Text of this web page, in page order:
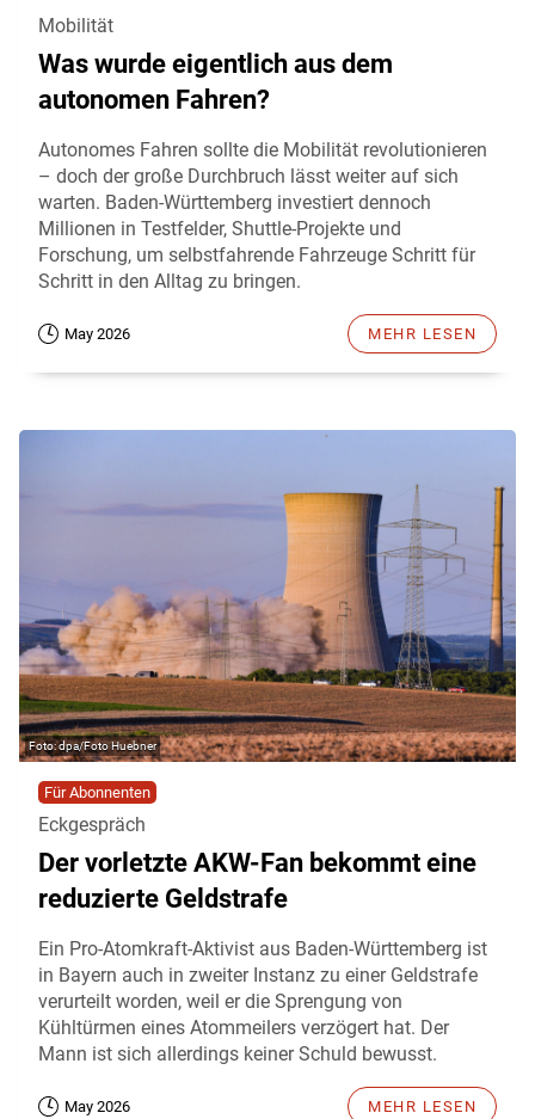
Mobilität
Was wurde eigentlich aus dem
autonomen Fahren?
Autonomes Fahren sollte die Mobilität revolutionieren
– doch der große Durchbruch lässt weiter auf sich
warten. Baden-Württemberg investiert dennoch
Millionen in Testfelder, Shuttle-Projekte und
Forschung, um selbstfahrende Fahrzeuge Schritt für
Schritt in den Alltag zu bringen.
May 2026 MEHR LESEN
dpa/Foto Huebner
Für Abonnenten
Eckgespräch
Der vorletzte AKW-Fan bekommt eine
reduzierte Geldstrafe
Ein Pro-Atomkraft-Aktivist aus Baden-Württemberg ist
in Bayern auch in zweiter Instanz zu einer Geldstrafe
verurteilt worden, weil er die Sprengung von
Kühltürmen eines Atommeilers verzögert hat. Der
Mann ist sich allerdings keiner Schuld bewusst.
May 2026 MEHR LESEN